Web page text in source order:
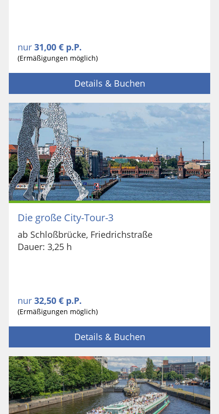
nur 31,00 € p.P.
(Ermäßigungen möglich)
Details & Buchen
Die große City-Tour-3
ab Schloßbrücke, Friedrichstraße
Dauer: 3,25 h
nur 32,50 € p.P.
(Ermäßigungen möglich)
Details & Buchen